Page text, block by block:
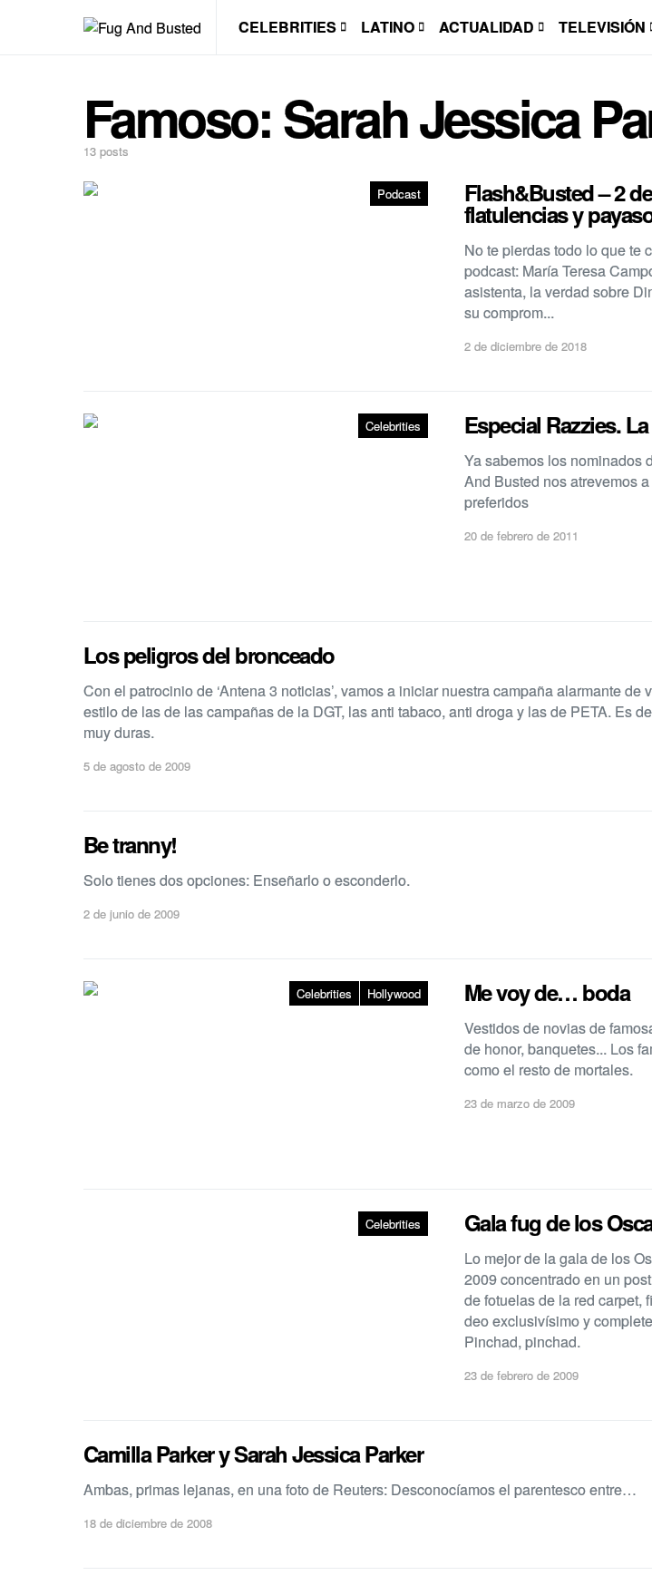
CELEBRITIES LATINO ACTUALIDAD TELEVISIÓN
Famoso:Sarah Jessica
13 posts
Podcast Flash&Busted – 2
flatulencias y
No te pierdas todo lo que te
podcast: María Teresa
asistenta, la verdad sobre
su comprom...
2 de diciembre de 2018
Celebrities Especial Razzies.
Ya sabemos los nominados
And Busted nos atrevemos
preferidos
20 de febrero de 2011
Los peligros del bronceado
Con el patrocinio de ‘Antena 3 noticias’, vamos a iniciar nuestra campaña alarmante de
estilo de las de las campañas de la DGT, las anti tabaco, anti droga y las de PETA. Es
muy duras.
5 de agosto de 2009
Be tranny!
Solo tienes dos opciones: Enseñarlo o esconderlo.
2 de junio de 2009
Celebrities Hollywood Me voy de… boda
Vestidos de novias de
de honor, banquetes... Los
como el resto de mortales.
23 de marzo de 2009
Celebrities Gala fug de los
Lo mejor de la gala de los
2009 concentrado en un
de fotuelas de la red carpet,
deo exclusiví­simo y
Pinchad, pinchad.
23 de febrero de 2009
Camilla Parker y Sarah Jessica Parker
Ambas, primas lejanas, en una foto de Reuters: Desconocí­amos el parentesco entre…
18 de diciembre de 2008